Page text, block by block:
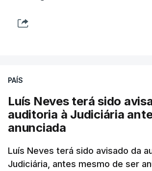
PAÍS
Luís Neves terá sido
auditoria à Judiciária
anunciada
Luís Neves terá sido avisado da
Judiciária, antes mesmo de ser